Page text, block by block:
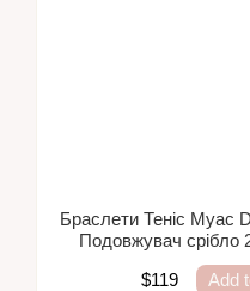
Браслети Теніс Муас
Подовжувач срібло
101484
$119
Add